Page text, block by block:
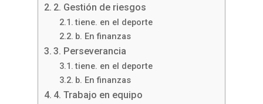
2. Gestión de riesgos
tiene. en el deporte
b. En finanzas
3. Perseverancia
tiene. en el deporte
b. En finanzas
4. Trabajo en equipo